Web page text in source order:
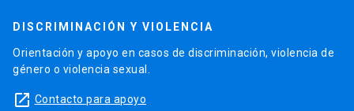
DISCRIMINACIÓN Y VIOLENCIA
Orientación y apoyo en casos de discriminación, violencia de
género o violencia sexual.
launch Contacto para apoyo